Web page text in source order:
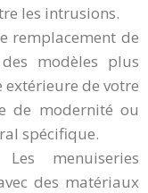
les intrusions.
remplacement de
modèles plus
extérieure de votre
de modernité ou
spécifique.
Les menuiseries
des matériaux